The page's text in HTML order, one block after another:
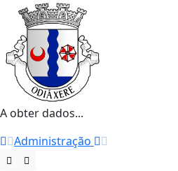
A obter dados...
Administração